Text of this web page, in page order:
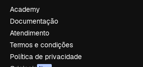
Academy
Documentação
Atendimento
Termos e condições
Política de privacidade